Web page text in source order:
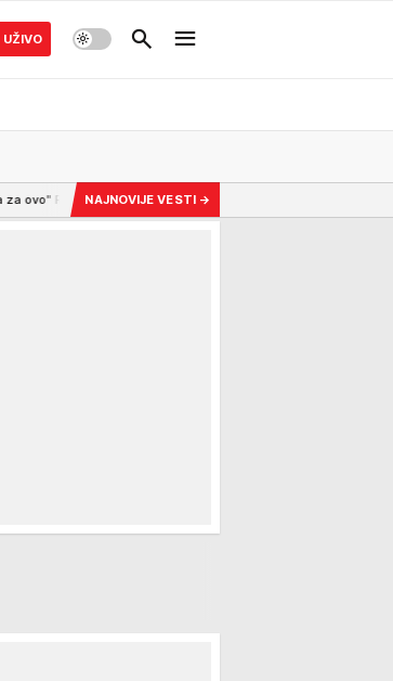
put u životu posetila srpski vašar, pa ostala zatečena onim
NAJNOVIJE VESTI →